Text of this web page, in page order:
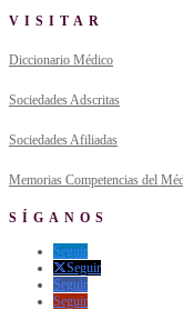
VISITAR
Diccionario Médico
Sociedades Adscritas
Sociedades Afiliadas
Memorias Competencias del
SÍGANOS
Seguir
Seguir
Seguir
Seguir